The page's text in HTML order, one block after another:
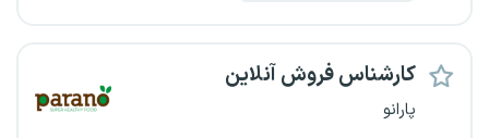
کارشناس فروش آنلاین
پارانو